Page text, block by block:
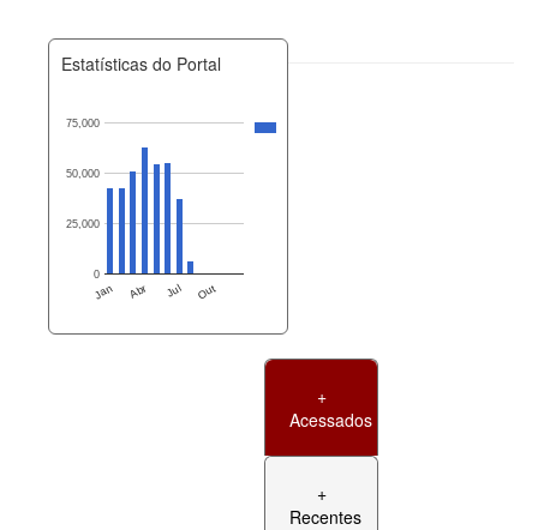
Estatísticas do Portal
Jan Abr Jul Out
0
25,000
50,000
75,000
+
Acessados
+
Recentes